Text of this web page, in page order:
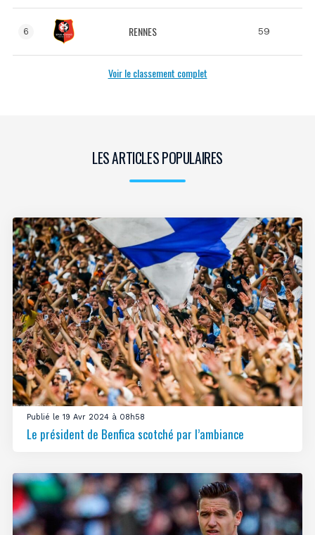
6 RENNES 59
Voir le classement complet
LES ARTICLES POPULAIRES
Publié le 19 Avr 2024 à 08h58
Le président de Benfica scotché par l’ambiance